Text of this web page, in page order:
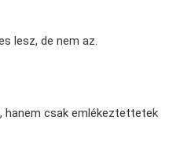
lesz, de nem az.
hanem csak emlékeztettetek